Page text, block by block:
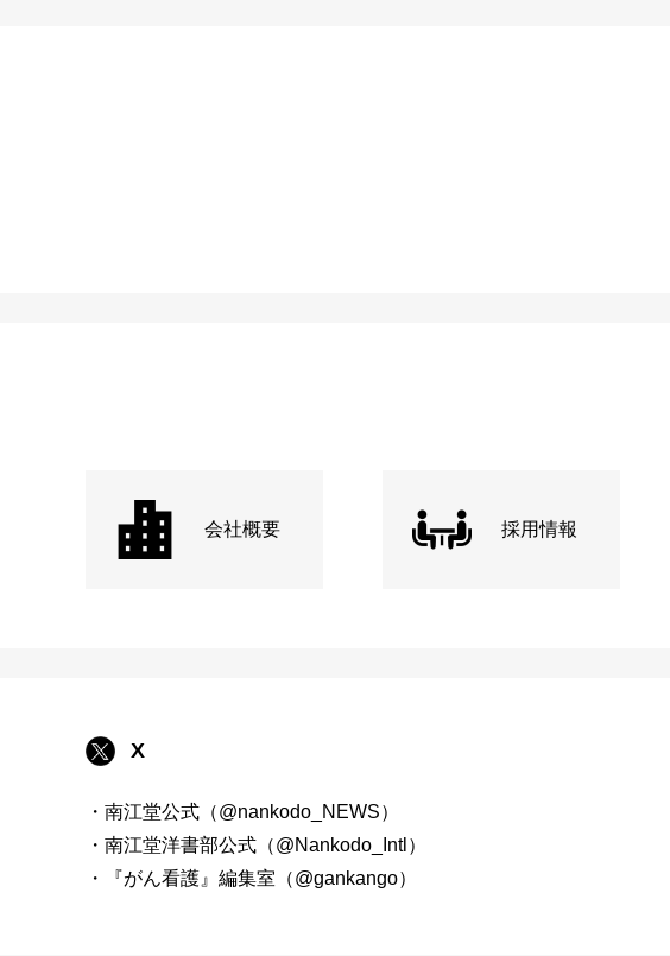
会社概要 採用情報
X
・南江堂公式（@nankodo_NEWS）
・南江堂洋書部公式（@Nankodo_Intl）
・『がん看護』編集室（@gankango）